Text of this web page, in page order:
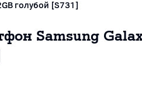
голубой [S731]
Samsung